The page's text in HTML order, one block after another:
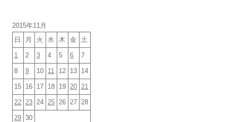
2015年11月
日
月 火 水 木 金 土
1 2 3 4 5 6 7
8 9 10 11 12 13 14
15 16 17 18 19 20 21
22 23 24 25 26 27 28
29 30